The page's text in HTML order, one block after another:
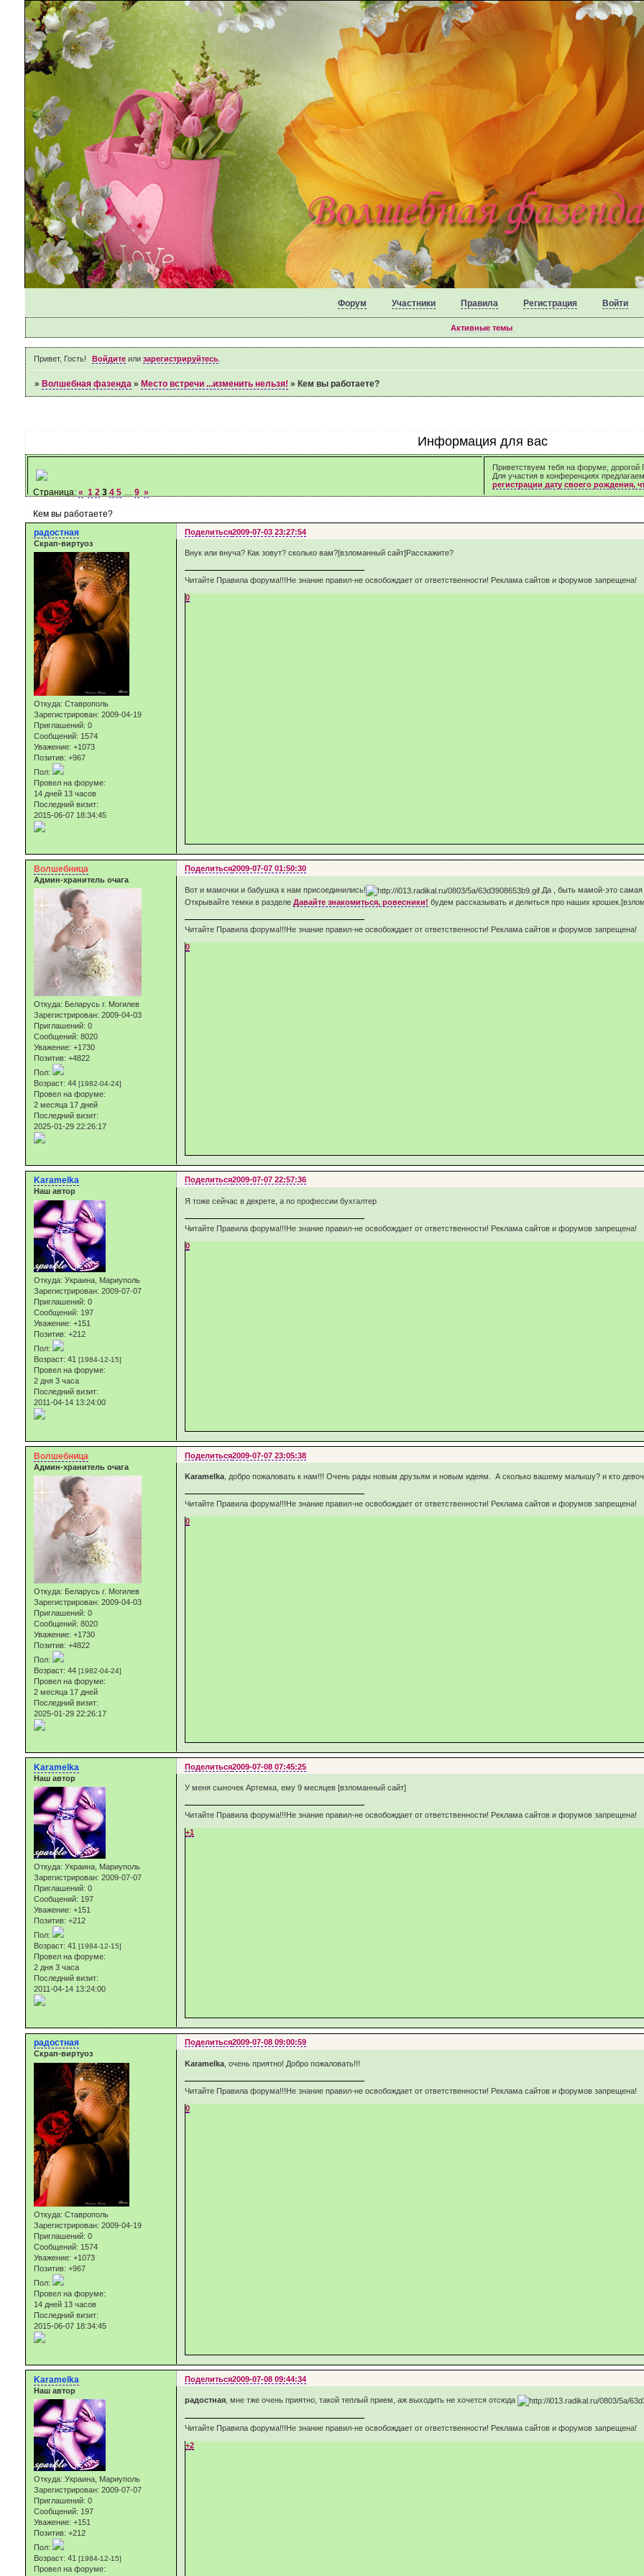
Форум Участники Правила Регистрация Войти
Активные темы
Привет, Гость! Войдите илизарегистрируйтесь
» Волшебная фазенда » Место встречи ...изменить нельзя! » Кем вы работаете?
Информация для вас
Приветствуем тебя на форуме, дорогой
Для участия в конференциях
регистрации дату своего
Кем вы работаете?
Страница: « 1 2 3 4 5 … 9 »
Поделиться2009-07-03 23:27:54
радостная
Скрап-виртуоз
Откуда: Ставрополь
Зарегистрирован: 2009-04-19
Приглашений: 0
Сообщений: 1574
Уважение: +1073
Позитив: +967
Пол:
Провел на форуме:
14 дней 13 часов
Последний визит:
2015-06-07 18:34:45
Внук или внуча? Как зовут? сколько вам?[взломанный сайт]Расскажите?
Читайте Правила форума!!!Не знание правил-не освобождает от ответственности! Реклама сайтов и форумов запрещена!
0
Поделиться2009-07-07 01:50:30
Волшебница
Админ-хранитель очага
Откуда: Беларусь г. Могилев
Зарегистрирован: 2009-04-03
Приглашений: 0
Сообщений: 8020
Уважение: +1730
Позитив: +4822
Пол:
Возраст: 44 [1982-04-24]
Провел на форуме:
2 месяца 17 дней
Последний визит:
2025-01-29 22:26:17
Вот и мамочки и бабушка к нам присоединились!
Да , быть мамой-это самая
Открывайте темки в разделе Давайте знакомиться, ровесники! будем рассказывать и делиться про наших
Читайте Правила форума!!!Не знание правил-не освобождает от ответственности! Реклама сайтов и форумов запрещена!
0
Поделиться2009-07-07 22:57:36
Karamelka
Наш автор
Откуда: Украина, Мариуполь
Зарегистрирован: 2009-07-07
Приглашений: 0
Сообщений: 197
Уважение: +151
Позитив: +212
Пол:
Возраст: 41 [1984-12-15]
Провел на форуме:
2 дня 3 часа
Последний визит:
2011-04-14 13:24:00
Я тоже сейчас в декрете, а по профессии бухгалтер
Читайте Правила форума!!!Не знание правил-не освобождает от ответственности! Реклама сайтов и форумов запрещена!
0
Поделиться2009-07-07 23:05:38
Волшебница
Админ-хранитель очага
Откуда: Беларусь г. Могилев
Зарегистрирован: 2009-04-03
Приглашений: 0
Сообщений: 8020
Уважение: +1730
Позитив: +4822
Пол:
Возраст: 44 [1982-04-24]
Провел на форуме:
2 месяца 17 дней
Последний визит:
2025-01-29 22:26:17
Karamelka, добро пожаловать к нам!!! Очень рады новым друзьям и новым идеям. А сколько вашему малышу? и кто
Читайте Правила форума!!!Не знание правил-не освобождает от ответственности! Реклама сайтов и форумов запрещена!
0
Поделиться2009-07-08 07:45:25
Karamelka
Наш автор
Откуда: Украина, Мариуполь
Зарегистрирован: 2009-07-07
Приглашений: 0
Сообщений: 197
Уважение: +151
Позитив: +212
Пол:
Возраст: 41 [1984-12-15]
Провел на форуме:
2 дня 3 часа
Последний визит:
2011-04-14 13:24:00
У меня сыночек Артемка, ему 9 месяцев [взломанный сайт]
Читайте Правила форума!!!Не знание правил-не освобождает от ответственности! Реклама сайтов и форумов запрещена!
+1
Поделиться2009-07-08 09:00:59
радостная
Скрап-виртуоз
Откуда: Ставрополь
Зарегистрирован: 2009-04-19
Приглашений: 0
Сообщений: 1574
Уважение: +1073
Позитив: +967
Пол:
Провел на форуме:
14 дней 13 часов
Последний визит:
2015-06-07 18:34:45
Karamelka, очень приятно! Добро пожаловать!!!
Читайте Правила форума!!!Не знание правил-не освобождает от ответственности! Реклама сайтов и форумов запрещена!
0
Поделиться2009-07-08 09:44:34
Karamelka
Наш автор
Откуда: Украина, Мариуполь
Зарегистрирован: 2009-07-07
Приглашений: 0
Сообщений: 197
Уважение: +151
Позитив: +212
Пол:
Возраст: 41 [1984-12-15]
Провел на форуме:
радостная, мне тже очень приятно, такой теплый прием, аж выходить не хочется отсюда
Читайте Правила форума!!!Не знание правил-не освобождает от ответственности! Реклама сайтов и форумов запрещена!
+2